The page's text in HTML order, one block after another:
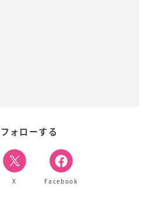
ォローする
X Facebook